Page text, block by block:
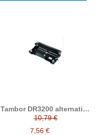
Tambor DR3200 alternativo
a Brother DR-3200
10,79 €
7,56 €